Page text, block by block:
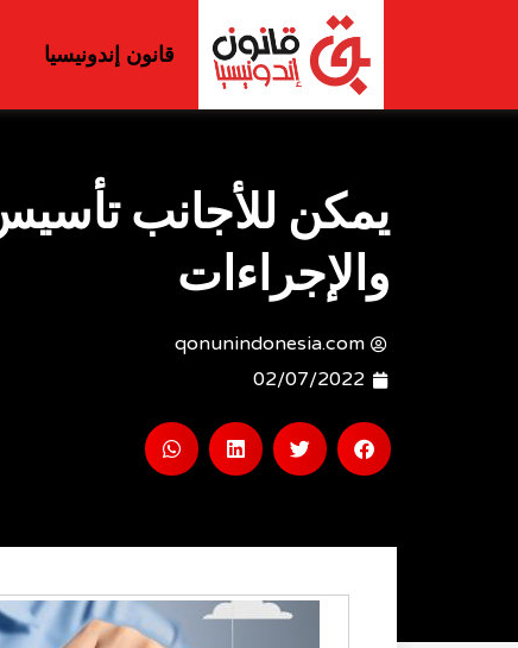
قانون إندونيسيا
يمكن للأجانب
والإجراءات
qonunindonesia.com
02/07/2022